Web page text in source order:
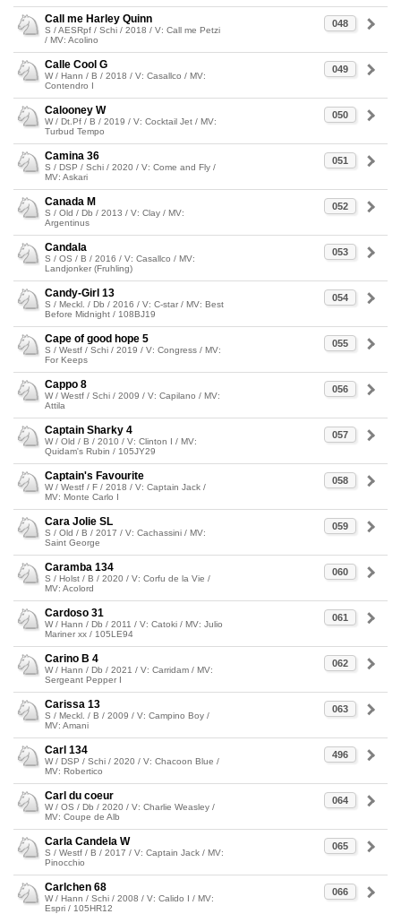
048
Call me Harley Quinn
S / AESRpf / Schi / 2018 / V: Call me Petzi
/ MV: Acolino
049
Calle Cool G
W / Hann / B / 2018 / V: Casallco / MV:
Contendro I
050
Calooney W
W / Dt.Pf / B / 2019 / V: Cocktail Jet / MV:
Turbud Tempo
051
Camina 36
S / DSP / Schi / 2020 / V: Come and Fly /
MV: Askari
052
Canada M
S / Old / Db / 2013 / V: Clay / MV:
Argentinus
053
Candala
S / OS / B / 2016 / V: Casallco / MV:
Landjonker (Fruhling)
054
Candy-Girl 13
S / Meckl. / Db / 2016 / V: C-star / MV: Best
Before Midnight / 108BJ19
055
Cape of good hope 5
S / Westf / Schi / 2019 / V: Congress / MV:
For Keeps
056
Cappo 8
W / Westf / Schi / 2009 / V: Capilano / MV:
Attila
057
Captain Sharky 4
W / Old / B / 2010 / V: Clinton I / MV:
Quidam's Rubin / 105JY29
058
Captain's Favourite
W / Westf / F / 2018 / V: Captain Jack /
MV: Monte Carlo I
059
Cara Jolie SL
S / Old / B / 2017 / V: Cachassini / MV:
Saint George
060
Caramba 134
S / Holst / B / 2020 / V: Corfu de la Vie /
MV: Acolord
061
Cardoso 31
W / Hann / Db / 2011 / V: Catoki / MV: Julio
Mariner xx / 105LE94
062
Carino B 4
W / Hann / Db / 2021 / V: Carridam / MV:
Sergeant Pepper I
063
Carissa 13
S / Meckl. / B / 2009 / V: Campino Boy /
MV: Amani
496
Carl 134
W / DSP / Schi / 2020 / V: Chacoon Blue /
MV: Robertico
064
Carl du coeur
W / OS / Db / 2020 / V: Charlie Weasley /
MV: Coupe de Alb
065
Carla Candela W
S / Westf / B / 2017 / V: Captain Jack / MV:
Pinocchio
066
Carlchen 68
W / Hann / Schi / 2008 / V: Calido I / MV:
Espri / 105HR12